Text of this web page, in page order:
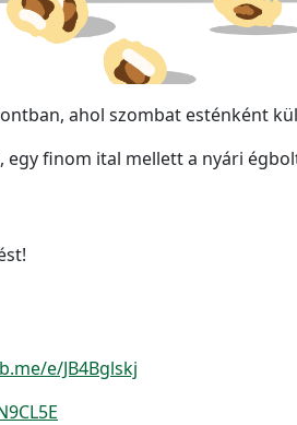
ahol szombat esténként
finom ital mellett a nyári
e/JB4Bglskj